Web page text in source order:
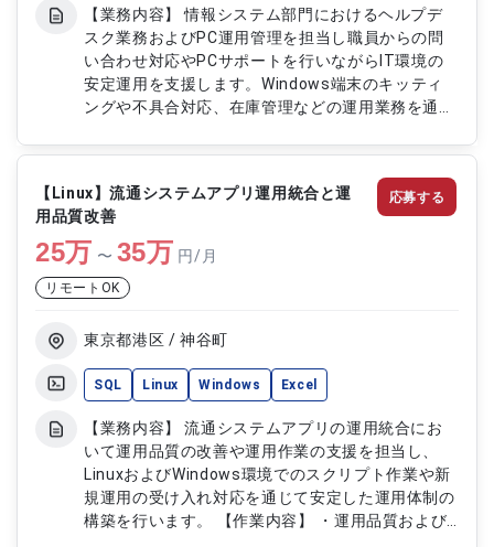
【業務内容】 情報システム部門におけるヘルプデ
スク業務およびPC運用管理を担当し職員からの問
い合わせ対応やPCサポートを行いながらIT環境の
安定運用を支援します。Windows端末のキッティ
ングや不具合対応、在庫管理などの運用業務を通じ
・職員向けPCサポート対応 ・問い合わせ内容の一
次切り分けおよび対応 ・問い合わせ記録および報
告対応 ・Windows端末のキッティング作業 ・端末
の不具合一次調査および対応 ・PCおよび周辺機器
の在庫管理 ・作業手順書の更新および整備
【Linux】流通システムアプリ運用統合と運
用品質改善
25万 〜 35万 円/月
リモートOK
東京都港区 / 神谷町
SQL Linux Windows Excel
【業務内容】 流通システムアプリの運用統合にお
いて運用品質の改善や運用作業の支援を担当し、
LinuxおよびWindows環境でのスクリプト作業や新
規運用の受け入れ対応を通じて安定した運用体制の
構築を行います。 【作業内容】 ・運用品質および
応募する